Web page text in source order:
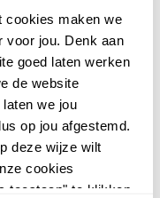
cookies maken we
voor jou. Denk aan
goed laten werken
de website
we jou
op jou afgestemd.
deze wijze wilt
cookies
toestaan" te klikken.